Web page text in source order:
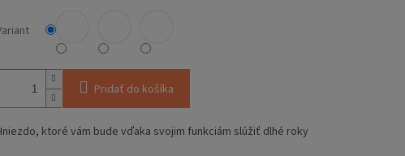
Pridať do košíka
ktoré vám bude vďaka svojim funkciám slúžiť dlhé roky